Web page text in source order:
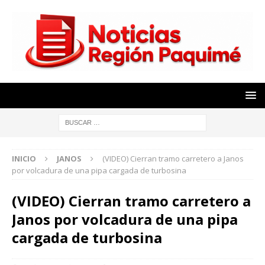
INICIO JANOS
(VIDEO) Cierran tramo carretero a Janos
por volcadura de una pipa cargada de turbosina
(VIDEO) Cierran tramo carretero a
Janos por volcadura de una pipa
cargada de turbosina